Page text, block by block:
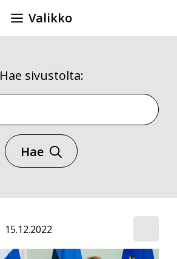
Valikko
Hae sivustolta:
Hae sivustolta
Hae
15.12.2022